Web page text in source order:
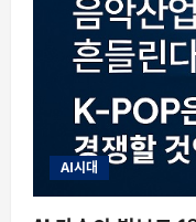
AI시대